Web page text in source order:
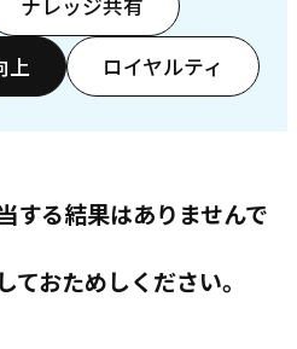
ナレッジ共有
上 ロイヤルティ
する結果はありませんで
おためしください。